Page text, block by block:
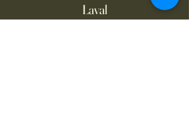
Laval